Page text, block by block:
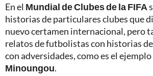
En el Mundial de Clubes de la FIFA
historias de particulares clubes que
nuevo certamen internacional, pero
relatos de futbolistas con historias
con adversidades, como es el ejemplo
Minoungou.